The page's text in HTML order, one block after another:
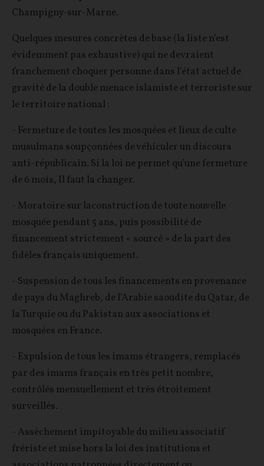
Champigny-sur-Marne.
Quelques mesures concrètes de base (la liste n’est
évidemment pas exhaustive) qui ne devraient
franchement choquer personne dans l’état actuel de
gravité de la double menace islamiste et terroriste sur
le territoire national :
- Fermeture de toutes les mosquées et lieux de culte
musulmans soupçonnées de véhiculer un discours
anti-républicain. Si la loi ne permet qu’une fermeture
de 6 mois, Il faut la changer.
- Moratoire sur laconstruction de toute nouvelle
mosquée pendant 5 ans, puis possibilité de
financement strictement « sourcé » de la part des
fidèles français uniquement.
- Suspension de tous les financements en provenance
de pays du Maghreb, de l’Arabie saoudite du Qatar, de
la Turquie ou du Pakistan aux associations et
mosquées en France.
- Expulsion de tous les imams étrangers, remplacés
par des imams français en très petit nombre,
contrôlés mensuellement et très étroitement
surveillés.
- Assèchement impitoyable du milieu associatif
frériste et mise hors la loi des institutions et